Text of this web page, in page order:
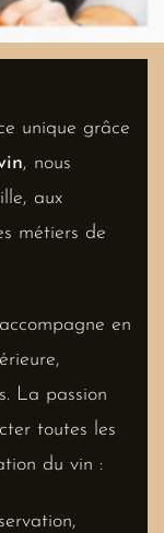
unique grâce
, nous
aux
métiers de
en
La passion
toutes les
du vin :